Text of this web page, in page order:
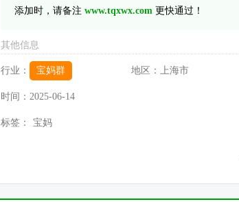
添加时，请备注 www.tqxwx.com 更快通过！
其他信息
行业： 宝妈群 地区： 上海市
时间： 2025-06-14
标签： 宝妈